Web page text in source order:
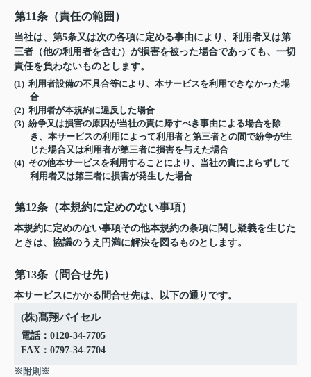
第11条（責任の範囲）
当社は、第5条又は次の各項に定める事由により、利用者又は第
三者（他の利用者を含む）が損害を被った場合であっても、一切
責任を負わないものとします。
(1) 利用者設備の不具合等により、本サービスを利用できなかった場
合
(2) 利用者が本規約に違反した場合
(3) 紛争又は損害の原因が当社の責に帰すべき事由による場合を除
き、本サービスの利用によって利用者と第三者との間で紛争が生
じた場合又は利用者が第三者に損害を与えた場合
(4) その他本サービスを利用することにより、当社の責によらずして
利用者又は第三者に損害が発生した場合
第12条（本規約に定めのない事項）
本規約に定めのない事項その他本規約の条項に関し疑義を生じた
ときは、協議のうえ円満に解決を図るものとします。
第13条（問合せ先）
本サービスにかかる問合せ先は、以下の通りです。
(株)髙翔バイセル
電話：0120-34-7705
FAX：0797-34-7704
※附則※